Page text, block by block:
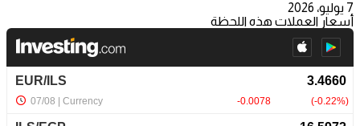
7 يوليو، 2026
أسعار العملات هذه اللحظة